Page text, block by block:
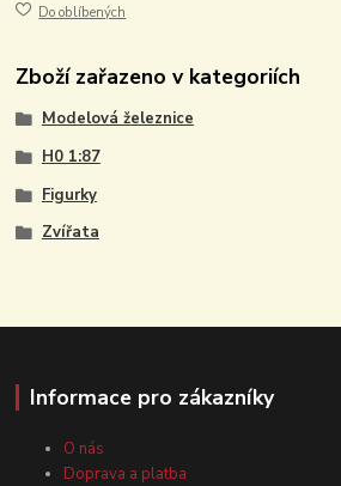
Do oblíbených
Zboží zařazeno v kategoriích
Modelová železnice
H0 1:87
Figurky
Zvířata
Informace pro zákazníky
O nás
Doprava a platba